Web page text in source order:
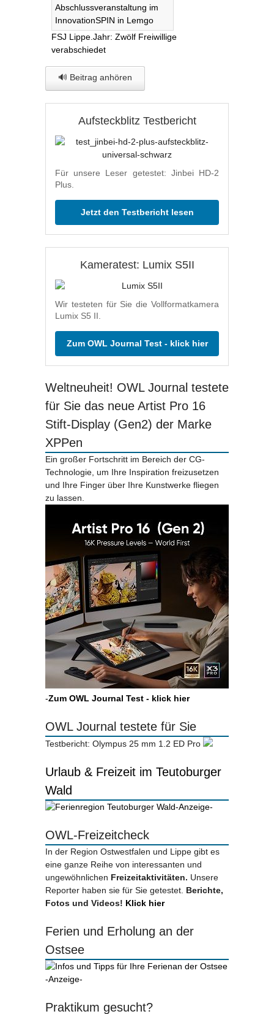
FSJ Lippe.Jahr: Zwölf Freiwillige
verabschiedet
🔊 Beitrag anhören
Aufsteckblitz Testbericht
Für unsere Leser getestet: Jinbei HD-2
Plus.
Jetzt den Testbericht lesen
Kameratest: Lumix S5II
Wir testeten für Sie die Vollformatkamera
Lumix S5 II.
Zum OWL Journal Test - klick hier
Weltneuheit! OWL Journal testete
für Sie das neue Artist Pro 16
Stift-Display (Gen2) der Marke
XPPen
Ein großer Fortschritt im Bereich der CG-
Technologie, um Ihre Inspiration freizusetzen
und Ihre Finger über Ihre Kunstwerke fliegen
zu lassen.
-Zum OWL Journal Test - klick hier
OWL Journal testete für Sie
Testbericht: Olympus 25 mm 1.2 ED Pro
Urlaub & Freizeit im Teutoburger
Wald
-Anzeige-
OWL-Freizeitcheck
In der Region Ostwestfalen und Lippe gibt es
eine ganze Reihe von interessanten und
ungewöhnlichen Freizeitaktivitäten. Unsere
Reporter haben sie für Sie getestet. Berichte,
Fotos und Videos! Klick hier
Ferien und Erholung an der
Ostsee
-Anzeige-
Praktikum gesucht?